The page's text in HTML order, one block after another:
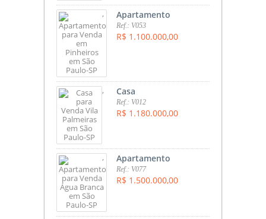
, Apartamento
Ref.: V053
R$ 1.100.000,00
, Casa
Ref.: V012
R$ 1.180.000,00
, Apartamento
Ref.: V077
R$ 1.500.000,00